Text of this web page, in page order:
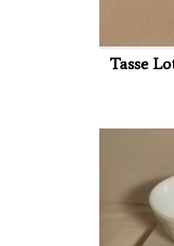
Tasse